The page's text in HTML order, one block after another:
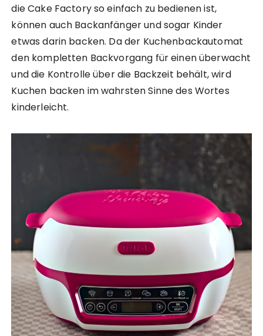
die Cake Factory so einfach zu bedienen ist,
können auch Backanfänger und sogar Kinder
etwas darin backen. Da der Kuchenbackautomat
den kompletten Backvorgang für einen überwacht
und die Kontrolle über die Backzeit behält, wird
Kuchen backen im wahrsten Sinne des Wortes
kinderleicht.